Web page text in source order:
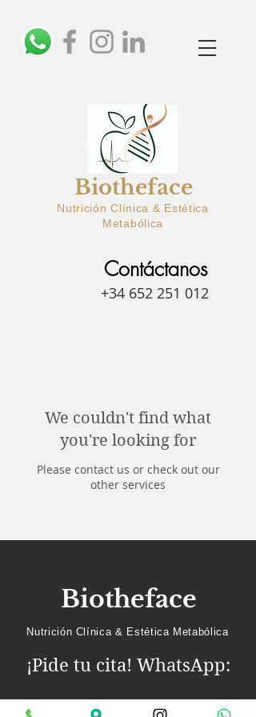
Biotheface
Nutrición Clínica & Estética
Metabólica
+34 652 251 012
Contáctanos
We couldn't find what
you're looking for
Please contact us or check out our
other services
Biotheface
Nutrición Clínica & Estética Metabólica
¡Pide tu cita! WhatsApp:
+34 652 251 012